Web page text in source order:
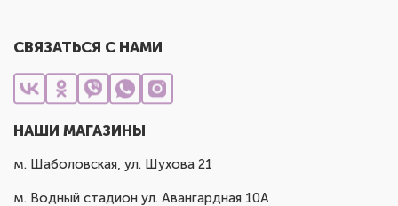
СВЯЗАТЬСЯ С НАМИ
НАШИ МАГАЗИНЫ
м. Шаболовская, ул. Шухова 21
м. Водный стадион ул. Авангардная 10А